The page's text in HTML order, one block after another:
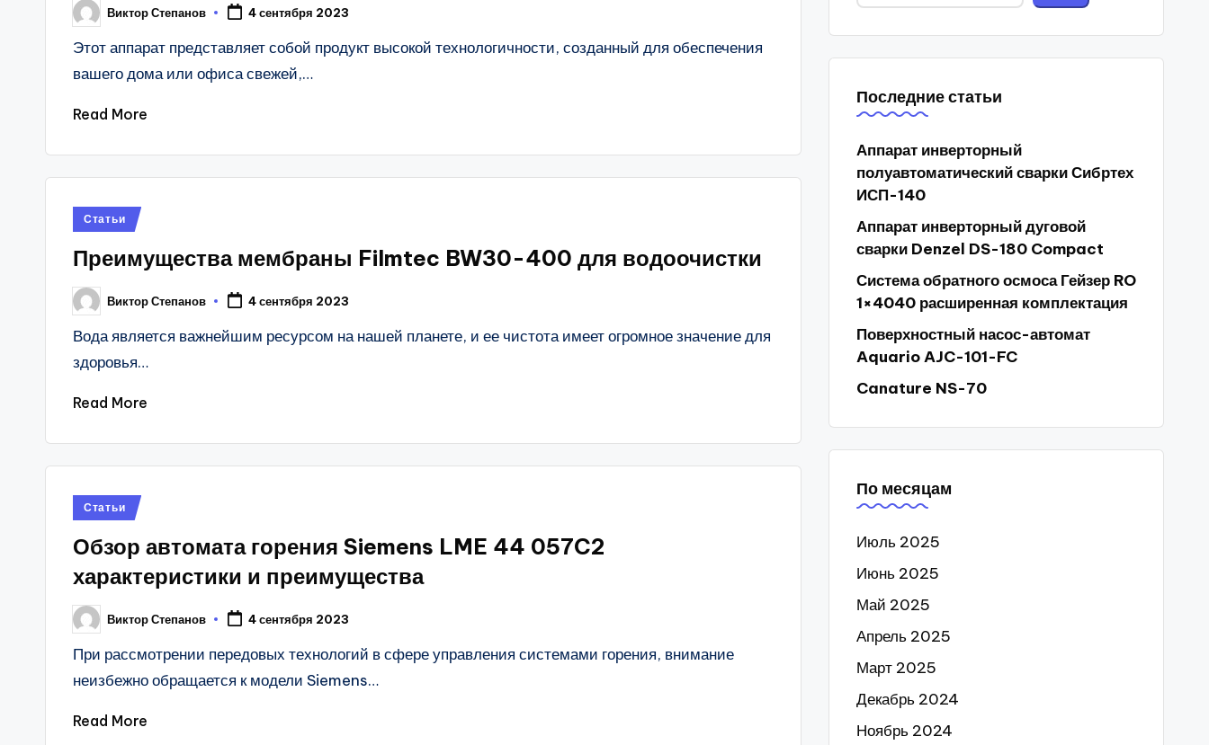
Posted
by
Виктор Степанов 4 сентября 2023
Этот аппарат представляет собой продукт высокой технологичности, созданный для обеспечения
вашего дома или офиса свежей,…
Read More
Posted
Статьи
Преимущества мембраны Filmtec BW30-400 для водоочистки
Posted
by
Виктор Степанов 4 сентября 2023
Вода является важнейшим ресурсом на нашей планете, и ее чистота имеет огромное значение для
здоровья…
Read More
Posted
Статьи
Обзор автомата горения Siemens LME 44 057C2
характеристики и преимущества
Posted
by
Виктор Степанов 4 сентября 2023
При рассмотрении передовых технологий в сфере управления системами горения, внимание
неизбежно обращается к модели Siemens…
Read More
Последние статьи
Аппарат инверторный
полуавтоматический сварки Сибртех
ИСП-140
Аппарат инверторный дуговой
сварки Denzel DS-180 Compact
Система обратного осмоса Гейзер RO
1×4040 расширенная комплектация
Поверхностный насос-автомат
Aquario AJC-101-FC
Canature NS-70
По месяцам
Июль 2025
Июнь 2025
Май 2025
Апрель 2025
Март 2025
Декабрь 2024
Ноябрь 2024